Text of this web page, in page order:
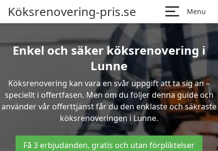
Köksrenovering-pris.se Menu
Enkel och säker köksrenovering i
Lunne
Köksrenovering kan vara en svår uppgift att ta sig an –
speciellt i offertfasen. Men om du följer denna guide och
använder vår offerttjänst får du den enklaste och säkraste
köksrenoveringen i Lunne.
Få 3 erbjudanden, gratis och utan förpliktelser